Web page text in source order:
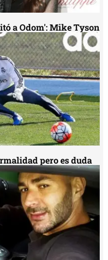
a Odom': Mike Tyson
pero es duda